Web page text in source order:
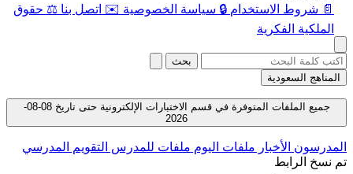
📄 شروط الاستخدام 🔒 سياسة الخصوصية ✉️ اتصل بنا ⚖️ حقوق
الملكية الفكرية
بحث
المناهج السعودية
جميع الملفات المتوفرة في قسم الاختبارات الإلكترونية حتى تاريخ 08-08-
2026
المدرسون الأخبار ملفات اليوم ملفات للمدرس التقويم المدرسي
تم نسخ الرابط